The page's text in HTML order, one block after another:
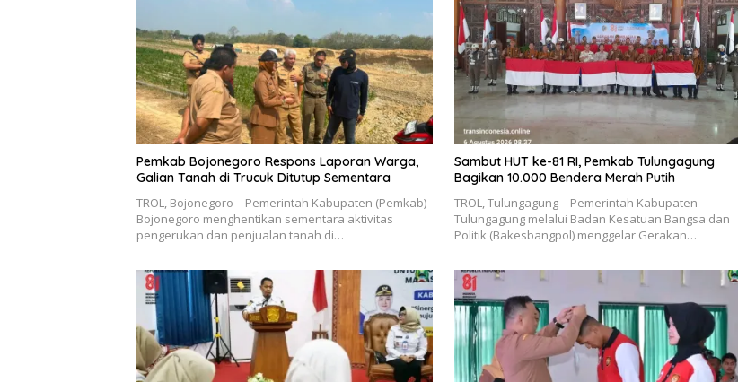
Pemkab Bojonegoro Respons Laporan Warga,
Galian Tanah di Trucuk Ditutup Sementara
TROL, Bojonegoro – Pemerintah Kabupaten (Pemkab)
Bojonegoro menghentikan sementara aktivitas
pengerukan dan penjualan tanah di…
Sambut HUT ke-81 RI, Pemkab Tulungagung
Bagikan 10.000 Bendera Merah Putih
TROL, Tulungagung – Pemerintah Kabupaten
Tulungagung melalui Badan Kesatuan Bangsa dan
Politik (Bakesbangpol) menggelar Gerakan…